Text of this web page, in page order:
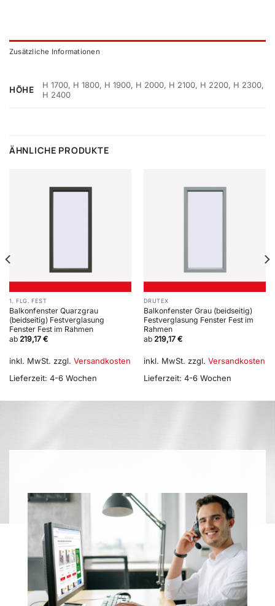
Zusätzliche Informationen
HÖHE
H 1700, H 1800, H 1900, H 2000, H 2100, H 2200, H 2300,
H 2400
ÄHNLICHE PRODUKTE
1. FLG. FEST
Balkonfenster Quarzgrau
(beidseitig) Festverglasung
Fenster Fest im Rahmen
ab 219,17 €
inkl. MwSt. zzgl. Versandkosten
Lieferzeit: 4-6 Wochen
DRUTEX
Balkonfenster Grau (beidseitig)
Festverglasung Fenster Fest im
Rahmen
ab 219,17 €
inkl. MwSt. zzgl. Versandkosten
Lieferzeit: 4-6 Wochen